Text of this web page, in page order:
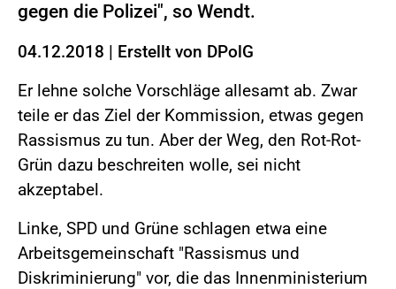
gegen die Polizei", so Wendt.
04.12.2018 | Erstellt von DPolG
Er lehne solche Vorschläge allesamt ab. Zwar
teile er das Ziel der Kommission, etwas gegen
Rassismus zu tun. Aber der Weg, den Rot-Rot-
Grün dazu beschreiten wolle, sei nicht
akzeptabel.
Linke, SPD und Grüne schlagen etwa eine
Arbeitsgemeinschaft "Rassismus und
Diskriminierung" vor, die das Innenministerium